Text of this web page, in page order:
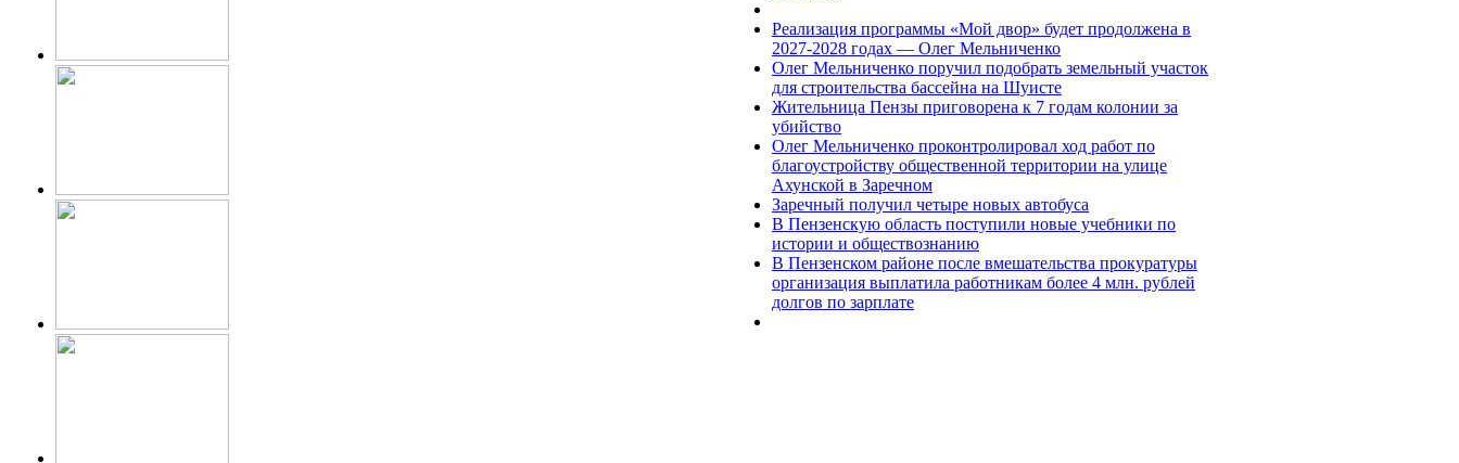
Реализация программы «Мой двор» будет продолжена в
2027-2028 годах — Олег Мельниченко
Олег Мельниченко поручил подобрать земельный участок
для строительства бассейна на Шуисте
Жительница Пензы приговорена к 7 годам колонии за
убийство
Олег Мельниченко проконтролировал ход работ по
благоустройству общественной территории на улице
Ахунской в Заречном
Заречный получил четыре новых автобуса
В Пензенскую область поступили новые учебники по
истории и обществознанию
В Пензенском районе после вмешательства прокуратуры
организация выплатила работникам более 4 млн. рублей
долгов по зарплате